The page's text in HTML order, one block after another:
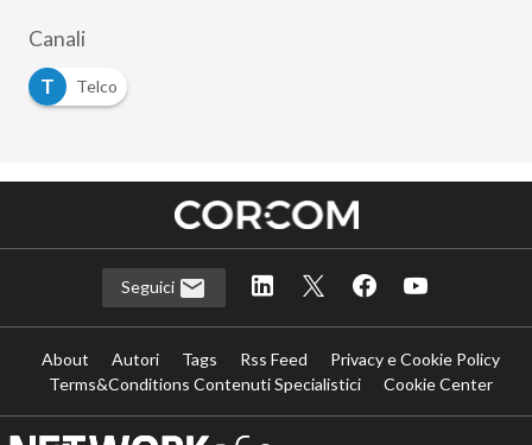
Canali
T
Telco
Seguici
About Autori Tags Rss Feed
Privacy e Cookie Policy
Terms&Conditions Contenuti Specialistici
Cookie Center